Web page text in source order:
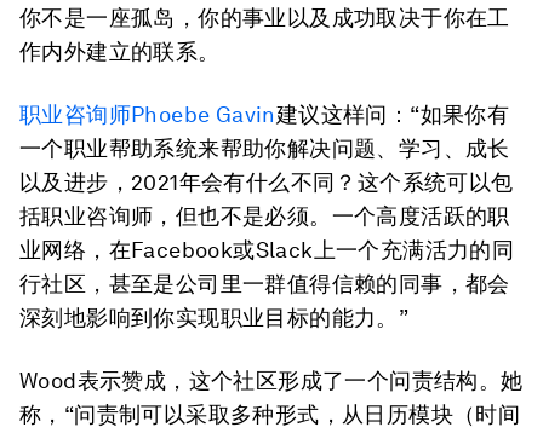
你不是一座孤岛，你的事业以及成功取决于你在工
作内外建立的联系。
职业咨询师Phoebe Gavin建议这样问：“如果你有
一个职业帮助系统来帮助你解决问题、学习、成长
以及进步，2021年会有什么不同？这个系统可以包
括职业咨询师，但也不是必须。一个高度活跃的职
业网络，在Facebook或Slack上一个充满活力的同
行社区，甚至是公司里一群值得信赖的同事，都会
深刻地影响到你实现职业目标的能力。”
Wood表示赞成，这个社区形成了一个问责结构。她
称，“问责制可以采取多种形式，从日历模块（时间